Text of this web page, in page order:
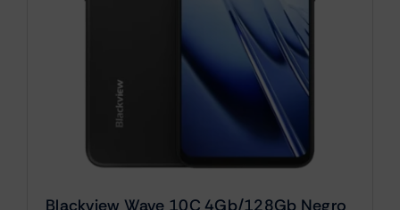
Blackview Wave 10C 4Gb/128Gb Negro